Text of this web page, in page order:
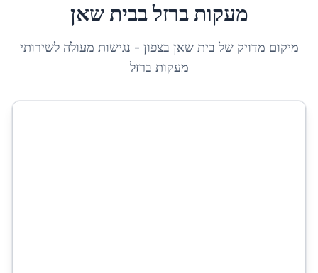
מעקות ברזלבבית שאן
מיקום מדויק של בית שאן בצפון - נגישות מעולה לשירותי
מעקות ברזל